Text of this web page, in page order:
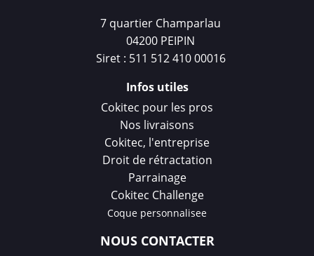
7 quartier Champarlau
04200 PEIPIN
Siret : 511 512 410 00016
Infos utiles
Cokitec pour les pros
Nos livraisons
Cokitec, l'entreprise
Droit de rétractation
Parrainage
Cokitec Challenge
Coque personnalisee
NOUS CONTACTER